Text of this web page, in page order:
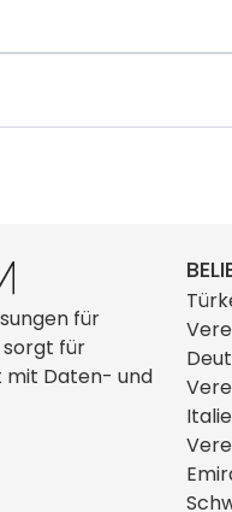
für
sorgt für
mit Daten- und